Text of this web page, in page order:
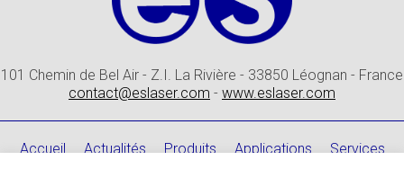
101 Chemin de Bel Air - Z.I. La Rivière - 33850 Léognan - France
contact@eslaser.com - www.eslaser.com
Accueil Actualités Produits Applications
Services